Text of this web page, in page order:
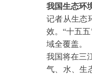
我国生态环
记者从生态
效。“十五
域全覆盖。
我国将在三
气、水、生